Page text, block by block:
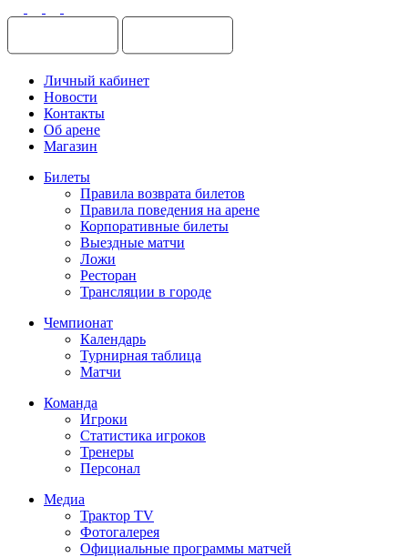
Личный кабинет
Новости
Контакты
Об арене
Магазин
Билеты
Правила возврата билетов
Правила поведения на арене
Корпоративные билеты
Выездные матчи
Ложи
Ресторан
Трансляции в городе
Чемпионат
Календарь
Турнирная таблица
Матчи
Команда
Игроки
Статистика игроков
Тренеры
Персонал
Медиа
Трактор TV
Фотогалерея
Официальные программы матчей